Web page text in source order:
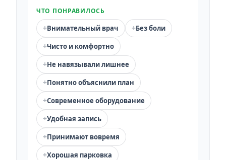
ЧТО ПОНРАВИЛОСЬ
+Внимательный врач +Без боли
+Чисто и комфортно
+Не навязывали лишнее
+Понятно объяснили план
+Современное оборудование
+Удобная запись
+Принимают вовремя
+Хорошая парковка